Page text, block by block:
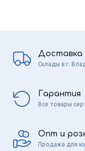
Доставка
Склады в г.
Гарантия
Все товары
Опт и
Продажа для